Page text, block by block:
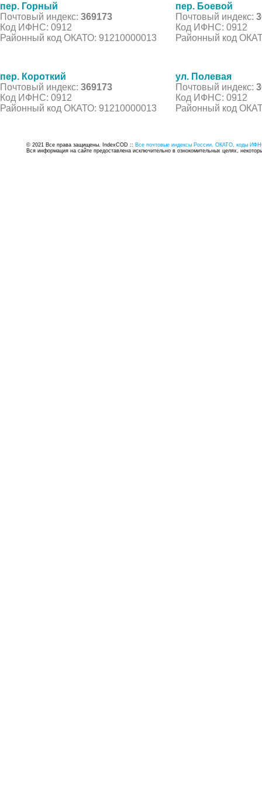
пер. Горный
Почтовый индекс: 369173
Код ИФНС: 0912
Районный код ОКАТО: 91210000013
пер. Боевой
Почтовый индекс:
Код ИФНС: 0912
Районный код
пер. Короткий
Почтовый индекс: 369173
Код ИФНС: 0912
Районный код ОКАТО: 91210000013
ул. Полевая
Почтовый индекс:
Код ИФНС: 0912
Районный код
© 2021 Все права защищены. IndexCOD :: Все почтовые индексы России, ОКАТО, коды
Вся информация на сайте предоставлена исключительно в ознокомительных целях,